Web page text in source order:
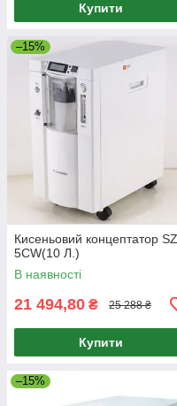
Купити
–15%
Кисеньовий концептатор
5CW(10 Л.)
В наявності
21 494,80 ₴ 25 288 ₴
Купити
–15%